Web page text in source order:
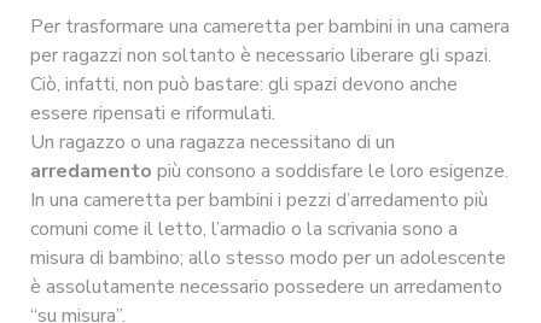
Per trasformare una cameretta per bambini in una camera
per ragazzi non soltanto è necessario liberare gli spazi.
Ciò, infatti, non può bastare: gli spazi devono anche
essere ripensati e riformulati.
Un ragazzo o una ragazza necessitano di un
arredamento più consono a soddisfare le loro esigenze.
In una cameretta per bambini i pezzi d’arredamento più
comuni come il letto, l’armadio o la scrivania sono a
misura di bambino; allo stesso modo per un adolescente
è assolutamente necessario possedere un arredamento
“su misura”.